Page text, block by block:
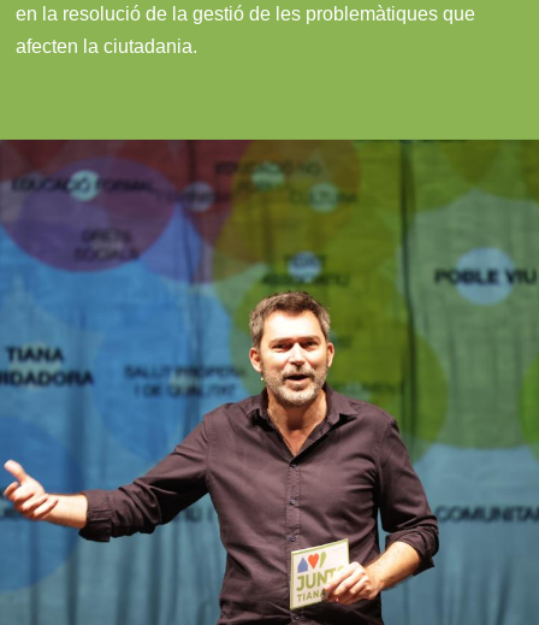
en la resolució de la gestió de les problemàtiques que
afecten la ciutadania.